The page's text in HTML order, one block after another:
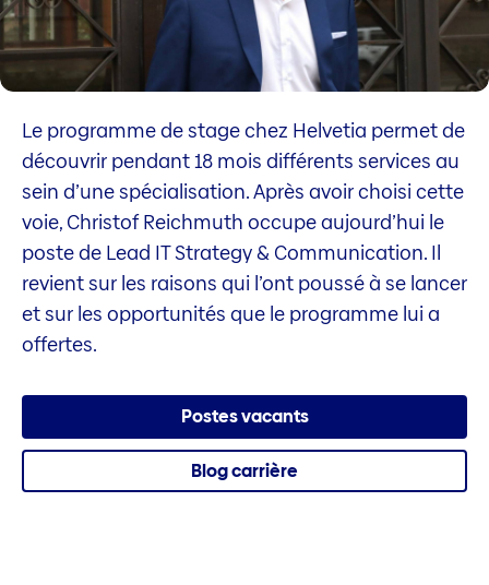
Le programme de stage chez Helvetia permet de
découvrir pendant 18 mois différents services au
sein d’une spécialisation. Après avoir choisi cette
voie, Christof Reichmuth occupe aujourd’hui le
poste de Lead IT Strategy & Communication. Il
revient sur les raisons qui l’ont poussé à se lancer
et sur les opportunités que le programme lui a
offertes.
Postes vacants
Blog carrière